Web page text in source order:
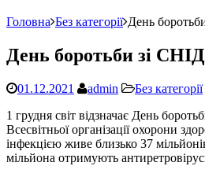
Головна Без категорії День
День боротьби зі
01.12.2021 admin Без категорії
1 грудня світ відзначає День
Всесвітньої організації охорони
інфекцією живе близько 37
мільйона отримують